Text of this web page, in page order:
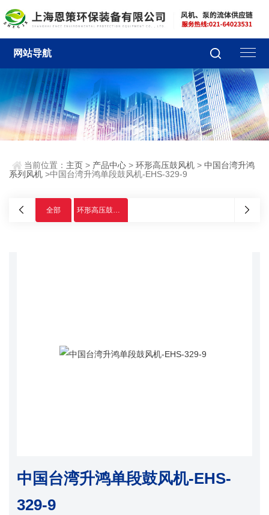
网站导航
当前位置： 主页 > 产品中心 >环形高压鼓风机 >中国台湾升鸿
系列风机 >中国台湾升鸿单段鼓风机-EHS-329-9
全部 环形高压鼓风机
中国台湾升鸿单段鼓风机-EHS-
329-9